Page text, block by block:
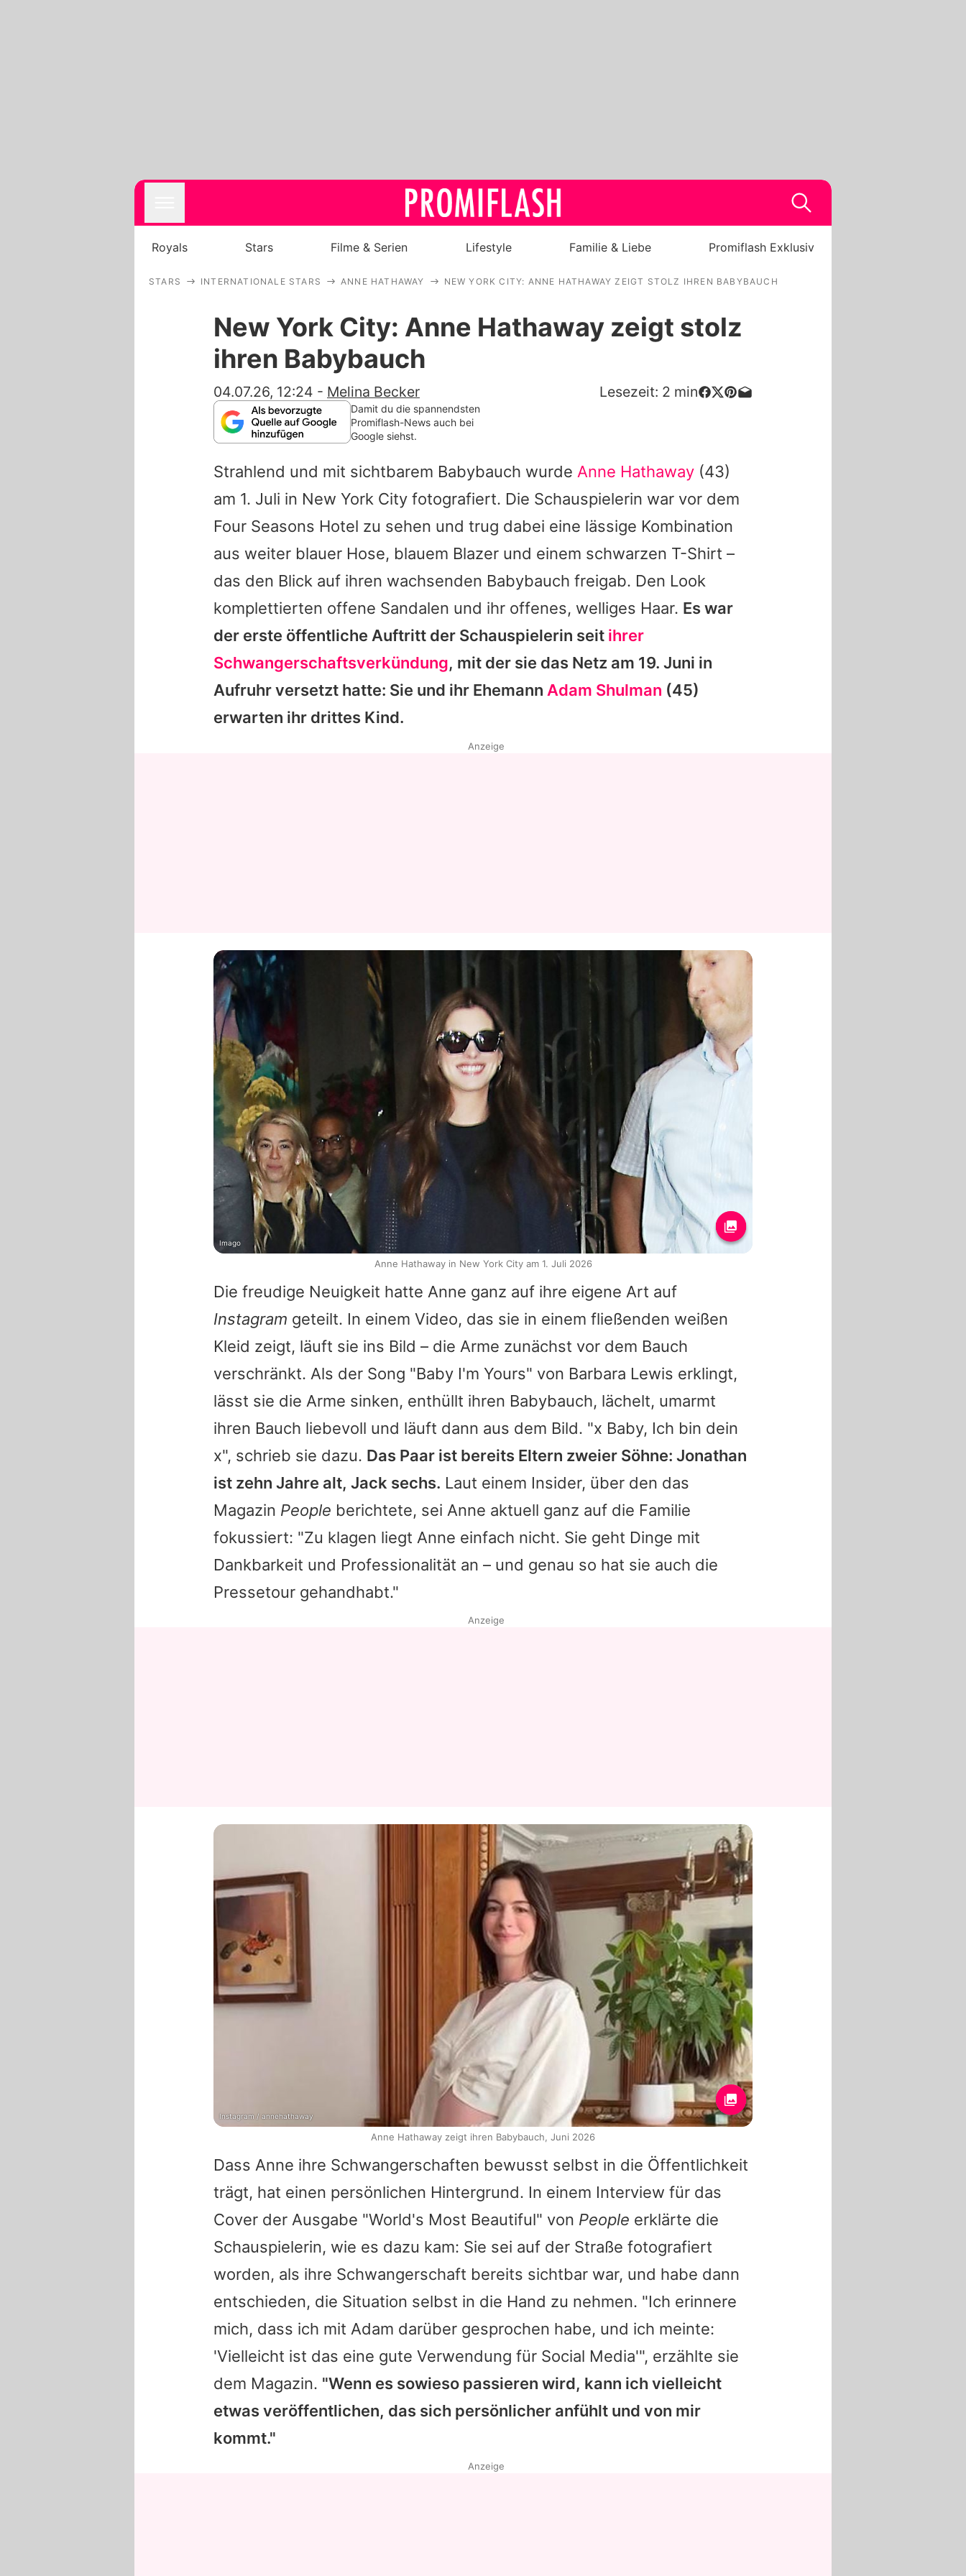
Royals
Stars
Familie & Liebe
Alle Themen auf Promiflash
App runterladen
Team
Redaktionelle Richtlinien
Impressum
Datenschutzerklärung
Nutzungsbedingungen
Royals Stars Filme & Serien Lifestyle Familie & Liebe Promiflash Exklusiv
STARS INTERNATIONALE STARS ANNE HATHAWAY NEW YORK CITY: ANNE HATHAWAY ZEIGT STOLZ IHREN BABYBAUCH
New York City: Anne Hathaway zeigt stolz
ihren Babybauch
04.07.26, 12:24 - Melina Becker Lesezeit: 2 min
Damit du die spannendsten
Promiflash-News auch bei
Google siehst.
Strahlend und mit sichtbarem Babybauch wurde Anne Hathaway (43)
am 1. Juli in New York City fotografiert. Die Schauspielerin war vor dem
Four Seasons Hotel zu sehen und trug dabei eine lässige Kombination
aus weiter blauer Hose, blauem Blazer und einem schwarzen T-Shirt –
das den Blick auf ihren wachsenden Babybauch freigab. Den Look
komplettierten offene Sandalen und ihr offenes, welliges Haar. Es war
der erste öffentliche Auftritt der Schauspielerin seit ihrer
Schwangerschaftsverkündung, mit der sie das Netz am 19. Juni in
Aufruhr versetzt hatte: Sie und ihr Ehemann Adam Shulman (45)
erwarten ihr drittes Kind.
Die freudige Neuigkeit hatte Anne ganz auf ihre eigene Art auf
Instagram geteilt. In einem Video, das sie in einem fließenden weißen
Kleid zeigt, läuft sie ins Bild – die Arme zunächst vor dem Bauch
verschränkt. Als der Song "Baby I'm Yours" von Barbara Lewis erklingt,
lässt sie die Arme sinken, enthüllt ihren Babybauch, lächelt, umarmt
ihren Bauch liebevoll und läuft dann aus dem Bild. "x Baby, Ich bin dein
x", schrieb sie dazu. Das Paar ist bereits Eltern zweier Söhne: Jonathan
ist zehn Jahre alt, Jack sechs. Laut einem Insider, über den das
Magazin People berichtete, sei Anne aktuell ganz auf die Familie
fokussiert: "Zu klagen liegt Anne einfach nicht. Sie geht Dinge mit
Dankbarkeit und Professionalität an – und genau so hat sie auch die
Pressetour gehandhabt."
Dass Anne ihre Schwangerschaften bewusst selbst in die Öffentlichkeit
trägt, hat einen persönlichen Hintergrund. In einem Interview für das
Cover der Ausgabe "World's Most Beautiful" von People erklärte die
Schauspielerin, wie es dazu kam: Sie sei auf der Straße fotografiert
worden, als ihre Schwangerschaft bereits sichtbar war, und habe dann
entschieden, die Situation selbst in die Hand zu nehmen. "Ich erinnere
mich, dass ich mit Adam darüber gesprochen habe, und ich meinte:
'Vielleicht ist das eine gute Verwendung für Social Media'", erzählte sie
dem Magazin. "Wenn es sowieso passieren wird, kann ich vielleicht
etwas veröffentlichen, das sich persönlicher anfühlt und von mir
kommt."
Anzeige
Imago
Anne Hathaway in New York City am 1. Juli 2026
Anzeige
Instagram / annehathaway
Anne Hathaway zeigt ihren Babybauch, Juni 2026
Anzeige